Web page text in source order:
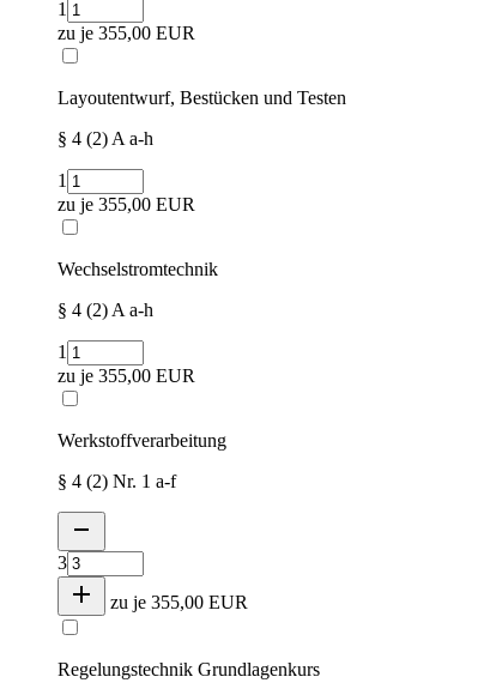
1
zu je 355,00 EUR
Layoutentwurf, Bestücken und Testen
§ 4 (2) A a-h
1
zu je 355,00 EUR
Wechselstromtechnik
§ 4 (2) A a-h
1
zu je 355,00 EUR
Werkstoffverarbeitung
§ 4 (2) Nr. 1 a-f
3
zu je 355,00 EUR
Regelungstechnik Grundlagenkurs